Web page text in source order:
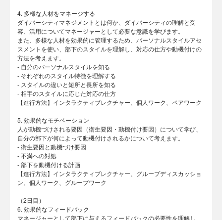
4. 多様な人材をマネージする
ダイバーシティマネジメントとは何か、ダイバーシティの理解と受
容、活用についてマネージャーとして必要な意識を学びます。
また、多様な人材を効果的に管理するため、パーソナルスタイルアセ
スメントを使い、部下のスタイルを理解し、対応の仕方や動機付けの
方法を考えます。
- 自分のパーソナルスタイルを知る
- それぞれのスタイル特徴を理解する
- スタイルの違いと短所と長所を知る
- 相手のスタイルに応じた対応の仕方
【進行方法】インタラクティブレクチャー、個人ワーク、ペアワーク
5. 効果的なモチベーション
人が動機づけされる要因（衛生要因・動機付け要因）について学び、
自分の部下が何によって動機付けされるかについて考えます。
- 衛生要因と動機づけ要因
- 不満への対処
- 部下を動機付ける計画
【進行方法】インタラクティブレクチャー、グループディスカッショ
ン、個人ワーク、グループワーク
（2日目）
6. 効果的なフィードバック
マネージャーとして部下に与えるフィードバックの必要性を理解し、